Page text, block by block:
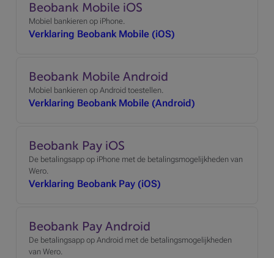
Beobank Mobile iOS
Mobiel bankieren op iPhone.
Verklaring Beobank Mobile (iOS)
Beobank Mobile Android
Mobiel bankieren op Android toestellen.
Verklaring Beobank Mobile (Android)
Beobank Pay iOS
De betalingsapp op iPhone met de betalingsmogelijkheden van
Wero.
Verklaring Beobank Pay (iOS)
Beobank Pay Android
De betalingsapp op Android met de betalingsmogelijkheden
van Wero.